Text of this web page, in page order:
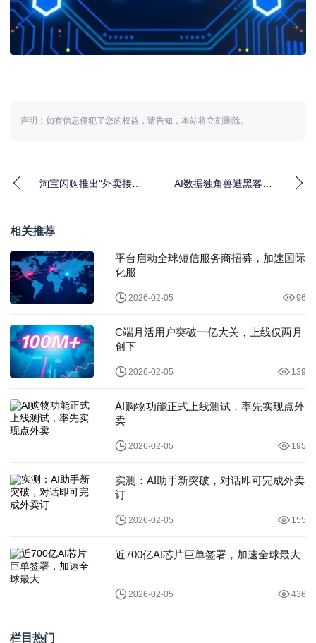
声明：如有信息侵犯了您的权益，请告知，本站将立刻删除。
淘宝闪购推出“外卖接力
AI数据独角兽遭黑客攻
相关推荐
平台启动全球短信服务商招募，加速国际
化服
2026-02-05 96
C端月活用户突破一亿大关，上线仅两月
创下
2026-02-05 139
AI购物功能正式上线测试，率先实现点外
卖
2026-02-05 195
实测：AI助手新突破，对话即可完成外卖
订
2026-02-05 155
近700亿AI芯片巨单签署，加速全球最大
2026-02-05 436
栏目热门